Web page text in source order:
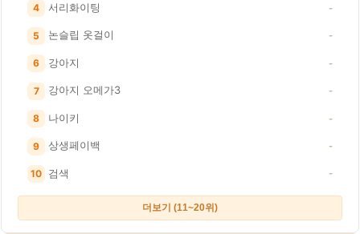
4 서리화이팅 -
5 논슬립 옷걸이 -
6 강아지 -
7 강아지 오메가3 -
8 나이키 -
9 상생페이백 -
10 검색 -
더보기 (11~20위)